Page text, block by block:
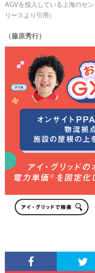
AGVを投入している上海のセ
リースより引用）
（藤原秀行）